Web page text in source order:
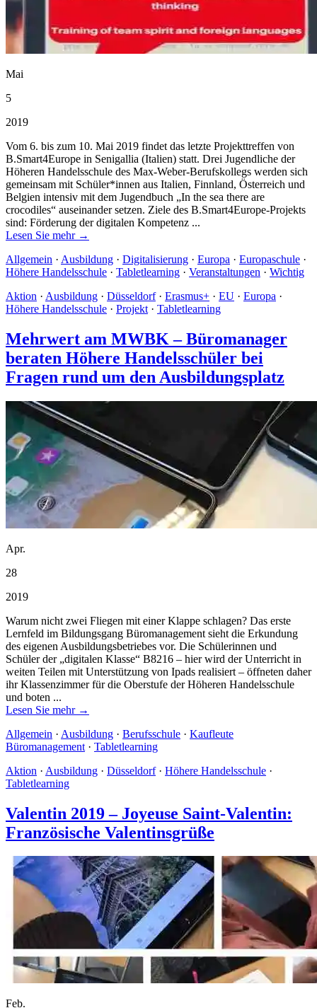
Mai
5
2019
Vom 6. bis zum 10. Mai 2019 findet das letzte Projekttreffen von
B.Smart4Europe in Senigallia (Italien) statt. Drei Jugendliche der
Höheren Handelsschule des Max-Weber-Berufskollegs werden sich
gemeinsam mit Schüler*innen aus Italien, Finnland, Österreich und
Belgien intensiv mit dem Jugendbuch „In the sea there are
crocodiles“ auseinander setzen. Ziele des B.Smart4Europe-Projekts
sind: Förderung der digitalen Kompetenz ...
Lesen Sie mehr →
Allgemein · Ausbildung · Digitalisierung · Europa · Europaschule ·
Höhere Handelsschule · Tabletlearning · Veranstaltungen · Wichtig
Aktion · Ausbildung · Düsseldorf· Erasmus+ · EU · Europa ·
Höhere Handelsschule · Projekt · Tabletlearning
Mehrwert am MWBK – Büromanager
beraten Höhere Handelsschüler bei
Fragen rund um den Ausbildungsplatz
Apr.
28
2019
Warum nicht zwei Fliegen mit einer Klappe schlagen? Das erste
Lernfeld im Bildungsgang Büromanagement sieht die Erkundung
des eigenen Ausbildungsbetriebes vor. Die Schülerinnen und
Schüler der „digitalen Klasse“ B8216 – hier wird der Unterricht in
weiten Teilen mit Unterstützung von Ipads realisiert – öffneten daher
ihr Klassenzimmer für die Oberstufe der Höheren Handelsschule
und boten ...
Lesen Sie mehr →
Allgemein · Ausbildung · Berufsschule · Kaufleute
Büromanagement · Tabletlearning
Aktion · Ausbildung · Düsseldorf· Höhere Handelsschule ·
Tabletlearning
Valentin 2019 – Joyeuse Saint-Valentin:
Französische Valentinsgrüße
Feb.